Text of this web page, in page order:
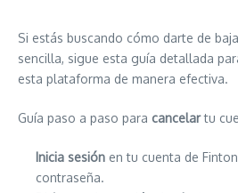
Si estás buscando cómo darte de
sencilla, sigue esta guía detallada
esta plataforma de manera efectiva.
Guía paso a paso para cancelartu
Inicia sesión en tu cuenta de
contraseña.